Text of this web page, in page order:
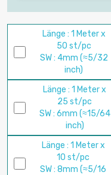
Länge : 1 Meter x
50 st/pc
SW : 4mm (≈5/32
inch)
Länge : 1 Meter x
25 st/pc
SW : 6mm (≈15/64
inch)
Länge : 1 Meter x
10 st/pc
SW : 8mm (≈5/16